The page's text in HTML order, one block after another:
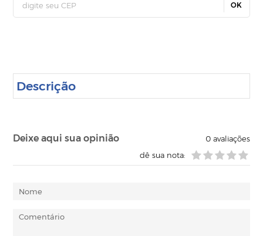
OK
Descrição
Deixe aqui sua opinião 0avaliações
dê sua nota: